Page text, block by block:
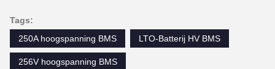
Tags:
250A hoogspanning BMS
LTO-Batterij HV BMS
256V hoogspanning BMS